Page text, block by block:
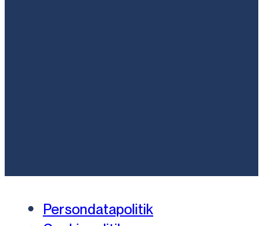
Persondatapolitik